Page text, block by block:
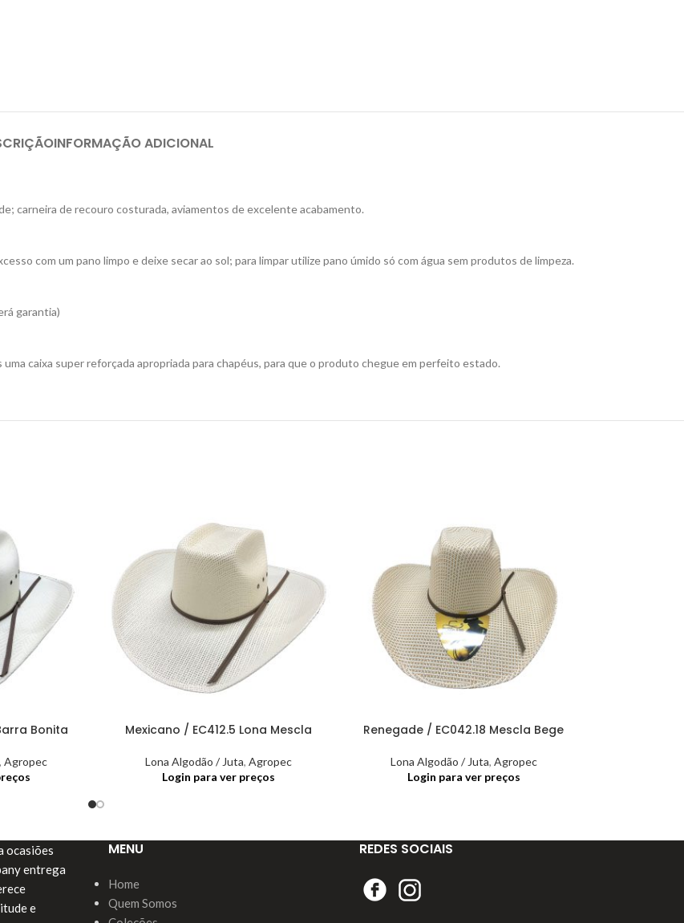
INFORMAÇÃO ADICIONAL
carneira de recouro costurada, aviamentos de excelente acabamento.
com um pano limpo e deixe secar ao sol; para limpar utilize pano úmido só com água sem produtos de limpeza.
garantia)
caixa super reforçada apropriada para chapéus, para que o produto chegue em perfeito estado.
Bonita
, Agropec
Mexicano / EC412.5 Lona Mescla
Lona Algodão / Juta,Agropec
Login para ver preços
Renegade / EC042.18 Mescla Bege
Lona Algodão / Juta, Agropec
Login para ver preços
ocasiões
entrega
e
MENU
Home
Quem Somos
REDES SOCIAIS